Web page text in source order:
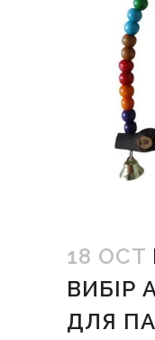
18 OCT
ВИБІР
ДЛЯ